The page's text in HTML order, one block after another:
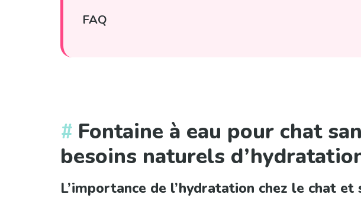
FAQ
Fontaine à eau pour chat
besoins naturels
L’importance de l’hydratation chez le chat